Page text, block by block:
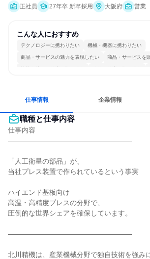
正社員
27年卒 新卒採用 大阪府 営業
こんな人におすすめ
テクノロジーに携わりたい 機械・機器に携わりたい
商品・サービスの魅力を表現したい 商品・サービスを
情熱を持って仕事に取り組む 冷静に仕事に取り組む
仕事情報 企業情報
職種と仕事内容
仕事内容
――――――――――――――――――
「人工衛星の部品」が、
当社プレス装置で作られているという事実
ハイエンド基板向け
高温・高精度プレスの分野で、
圧倒的な世界シェアを確保しています。
――――――――――――――――――
北川精機は、産業機械分野で独自技術を強み